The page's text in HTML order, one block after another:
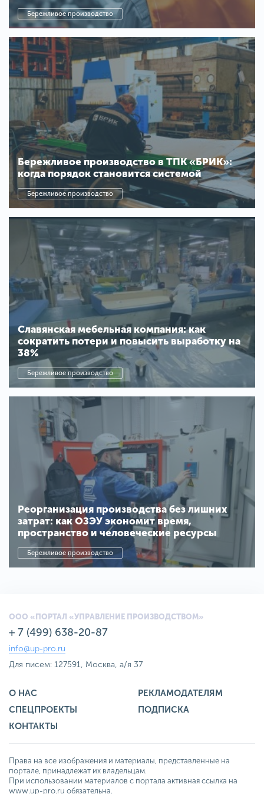
Бережливое производство
Бережливое производство в ТПК «БРИК»:
когда порядок становится системой
Бережливое производство
Славянская мебельная компания: как
сократить потери и повысить выработку на
38%
Бережливое производство
Реорганизация производства без лишних
затрат: как ОЗЭУ экономит время,
пространство и человеческие ресурсы
Бережливое производство
ООО «ПОРТАЛ «УПРАВЛЕНИЕ ПРОИЗВОДСТВОМ»
+ 7 (499) 638-20-87
info@up-pro.ru
Для писем: 127591, Москва, а/я 37
О НАС
РЕКЛАМОДАТЕЛЯМ
СПЕЦПРОЕКТЫ
ПОДПИСКА
КОНТАКТЫ
Права на все изображения и материалы, представленные на
портале, принадлежат их владельцам.
При использовании материалов с портала активная ссылка на
www.up-pro.ru обязательна.